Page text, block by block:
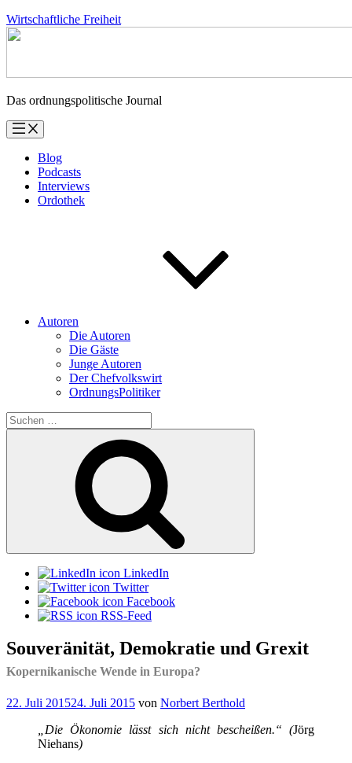
Zum
Inhalt
Wirtschaftliche Freiheit
Das ordnungspolitische Journal
Blog
Podcasts
Interviews
Ordothek
Autoren
Die Autoren
Die Gäste
Junge Autoren
Der Chefvolkswirt
OrdnungsPolitiker
Suchen
nach:
LinkedIn
Twitter
Facebook
RSS-Feed
Souveränität, Demokratie und Grexit
Kopernikanische Wende in Europa?
Veröffentlicht
22. Juli 201524. Juli 2015 von Norbert Berthold
„Die Ökonomie lässt sich nicht bescheißen.“ (Jörg
Niehans)